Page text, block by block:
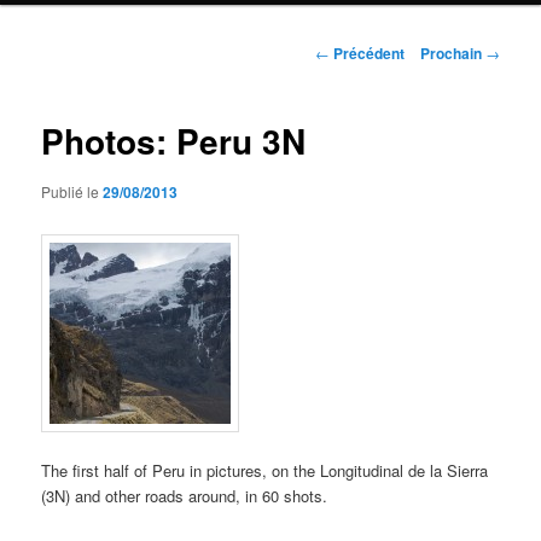
Navigation
← Précédent Prochain →
Photos: Peru 3N
Publié le29/08/2013
The first half of Peru in pictures, on the Longitudinal de la Sierra
(3N) and other roads around, in 60 shots.